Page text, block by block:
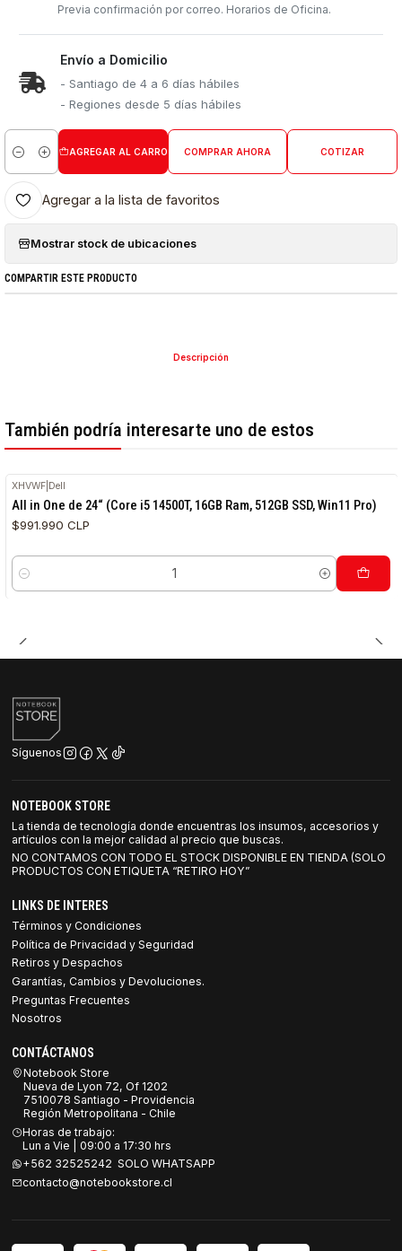
Previa confirmación por correo. Horarios de Oficina.
Envío a Domicilio
- Santiago de 4 a 6 días hábiles
- Regiones desde 5 días hábiles
Cantidad
AGREGAR AL CARRO COMPRAR AHORA COTIZAR
Agregar a la lista de favoritos
Mostrar stock de ubicaciones
COMPARTIR ESTE PRODUCTO
Descripción
También podría interesarte uno de estos
XHVWF Dell
All in One de 24“ (Core i5 14500T, 16GB Ram, 512GB SSD, Win11 Pro)
$991.990 CLP
Cantidad
Síguenos
NOTEBOOK STORE
La tienda de tecnología donde encuentras los insumos, accesorios y
artículos con la mejor calidad al precio que buscas.
NO CONTAMOS CON TODO EL STOCK DISPONIBLE EN TIENDA (SOLO
PRODUCTOS CON ETIQUETA “RETIRO HOY”
LINKS DE INTERES
Términos y Condiciones
Política de Privacidad y Seguridad
Retiros y Despachos
Garantías, Cambios y Devoluciones.
Preguntas Frecuentes
Nosotros
CONTÁCTANOS
Notebook Store
Nueva de Lyon 72, Of 1202
7510078 Santiago - Providencia
Región Metropolitana - Chile
Horas de trabajo:
Lun a Vie | 09:00 a 17:30 hrs
+562 32525242 SOLO WHATSAPP
contacto@notebookstore.cl